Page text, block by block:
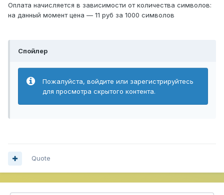
Оплата начисляется в зависимости от количества символов:
на данный момент цена — 11 руб за 1000 символов
Спойлер
Пожалуйста, войдите или зарегистрируйтесь
для просмотра скрытого контента.
Quote